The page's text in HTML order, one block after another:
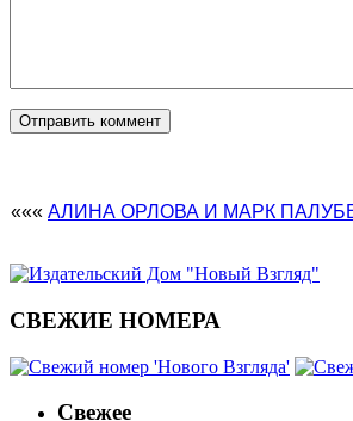
««« АЛИНА ОРЛОВА И МАРК
СВЕЖИЕ НОМЕРА
Свежее